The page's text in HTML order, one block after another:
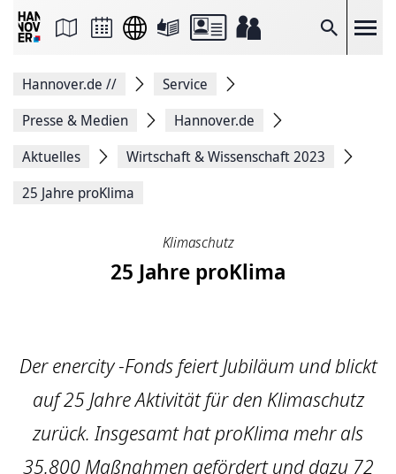
Suche
Seite
Facebook
teilen
Seitenlink
Seite
Hannover.de //
Service
Presse & Medien
Hannover.de
Aktuelles
Wirtschaft & Wissenschaft 2023
25 Jahre proKlima
Klimaschutz
25 Jahre proKlima
Der enercity -Fonds feiert Jubiläum und blickt
auf 25 Jahre Aktivität für den Klimaschutz
zurück. Insgesamt hat proKlima mehr als
35.800 Maßnahmen gefördert und dazu 72